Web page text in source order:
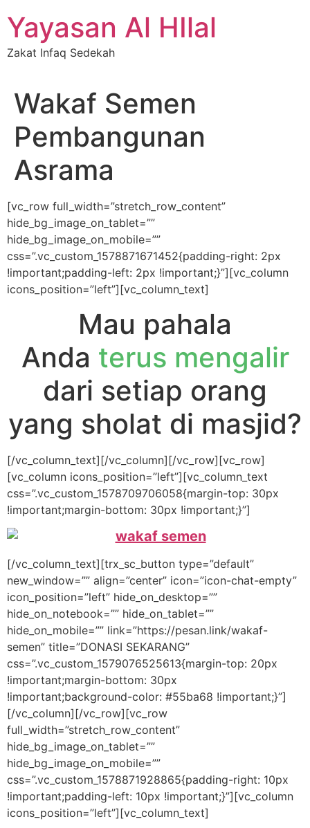
to
content
Yayasan Al HIlal
Zakat Infaq Sedekah
Wakaf Semen
Pembangunan
Asrama
[vc_row full_width=”stretch_row_content”
hide_bg_image_on_tablet=””
hide_bg_image_on_mobile=””
css=”.vc_custom_1578871671452{padding-right: 2px
!important;padding-left: 2px !important;}”][vc_column
icons_position=”left”][vc_column_text]
Mau pahala
Anda terus mengalir
dari setiap orang
yang sholat di masjid?
[/vc_column_text][/vc_column][/vc_row][vc_row]
[vc_column icons_position=”left”][vc_column_text
css=”.vc_custom_1578709706058{margin-top: 30px
!important;margin-bottom: 30px !important;}”]
[/vc_column_text][trx_sc_button type=”default”
new_window=”” align=”center” icon=”icon-chat-empty”
icon_position=”left” hide_on_desktop=””
hide_on_notebook=”” hide_on_tablet=””
hide_on_mobile=”” link=”https://pesan.link/wakaf-
semen” title=”DONASI SEKARANG”
css=”.vc_custom_1579076525613{margin-top: 20px
!important;margin-bottom: 30px
!important;background-color: #55ba68 !important;}”]
[/vc_column][/vc_row][vc_row
full_width=”stretch_row_content”
hide_bg_image_on_tablet=””
hide_bg_image_on_mobile=””
css=”.vc_custom_1578871928865{padding-right: 10px
!important;padding-left: 10px !important;}”][vc_column
icons_position=”left”][vc_column_text]